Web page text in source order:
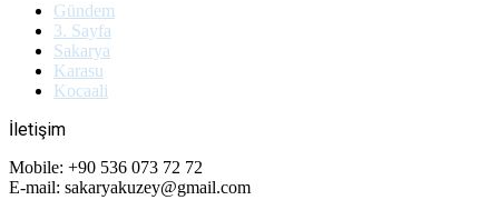
Gündem
3. Sayfa
Sakarya
Karasu
Kocaali
İletişim
Mobile: +90 536 073 72 72
E-mail: sakaryakuzey@gmail.com